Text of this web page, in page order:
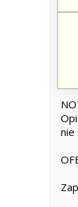
nie